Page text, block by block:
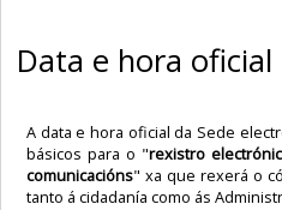
Data e hora oficial
A data e hora oficial da Sede
básicos para o "rexistro
comunicacións" xa que rexerá o
tanto á cidadanía como ás